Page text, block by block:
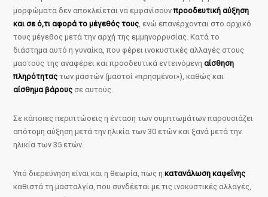
μορφώματα δεν αποκλείεται να εμφανίσουνπροοδευτική αύξηση
και σε ό,τι αφορά το μέγεθός τους , ενώ επανέρχονται στο αρχικό
τους μέγεθος μετά την αρχή της εμμηνορρυσίας. Κατά το
διάστημα αυτό η γυναίκα, που φέρει ινοκυστικές αλλαγές στους
μαστούς της αναφέρει και προοδευτικά εντεινόμενηαίσθηση
πληρότητας των μαστών (μαστοί «πρησμένοι»), καθώς και
αίσθημα βάρους σε αυτούς.
Σε κάποιες περιπτώσεις η ένταση των συμπτωμάτων παρουσιάζει
απότομη αύξηση μετά την ηλικία των 30 ετών και ξανά μετά την
ηλικία των 35 ετών.
Υπό διερεύνηση είναι και η θεωρία, πως ηκατανάλωση καφεΐνης
καθιστά τη μασταλγία, που συνδέεται με τις ινοκυστικές αλλαγές,